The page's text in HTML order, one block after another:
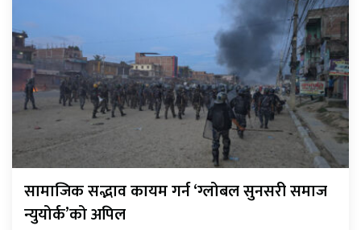
सामाजिक सद्भाव कायम गर्न ‘ग्लोबल सुनसरी समाज
न्युयोर्क’को अपिल